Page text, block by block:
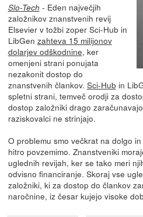
Slo-Tech - Eden največjih
založnikov znanstvenih revij
Elsevier v tožbi zoper Sci-Hub in
LibGen zahteva 15 milijonov
dolarjev odškodnine, ker
omenjeni strani ponujata
nezakonit dostop do
znanstvenih člankov. Sci-Hub in
spletni strani, temveč orodji za
dostop založniki drago
raziskovalci ne strinjajo.
O problemu smo večkrat na dolgo
hitro povzemimo. Znanstveniki
uglednih revijah, ker se tako meri
odvisno financiranje. Skoraj vse
založniki, ki za dostop do člankov
naročnine, iz česar kujejo visoke